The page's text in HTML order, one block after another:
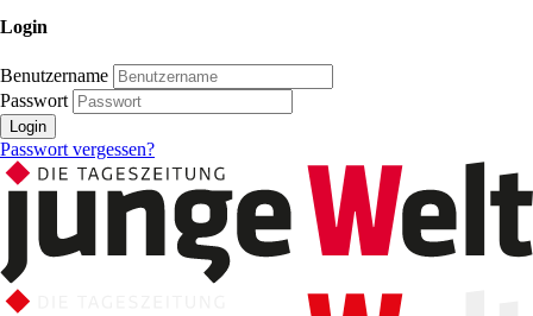
Login
Benutzername
Passwort
Login
Passwort vergessen?